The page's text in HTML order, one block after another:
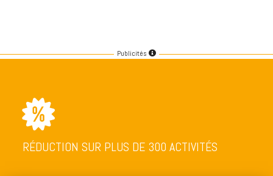
Publicités
RÉDUCTION SUR PLUS DE 300 ACTIVITÉS